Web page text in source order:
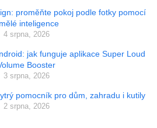
proměňte pokoj podle fotky pomocí
inteligence
4 srpna, 2026
jak funguje aplikace Super Loud
Booster
3 srpna, 2026
pomocník pro dům, zahradu i kutily
2 srpna, 2026